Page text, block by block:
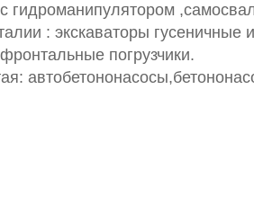
: экскаваторы гусеничные
погрузчики.